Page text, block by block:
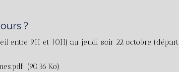
?
entre 9H et 10H) au jeudi soir 22 octobre (départ
(90.36 Ko)